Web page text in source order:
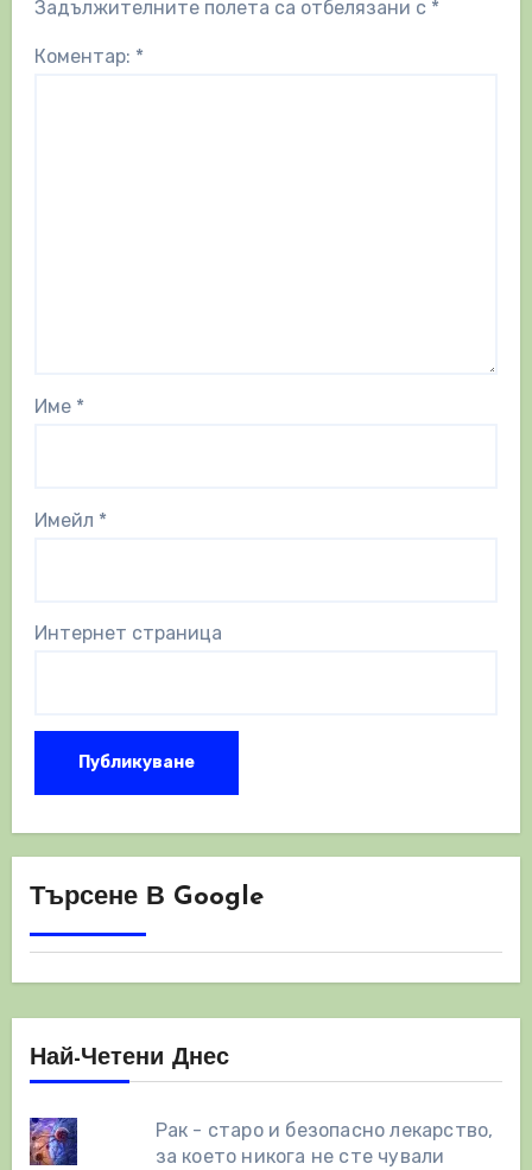
Задължителните полета са отбелязани с *
Коментар: *
Име *
Имейл *
Интернет страница
Търсене В Google
Най-Четени Днес
Рак - старо и безопасно лекарство,
за което никога не сте чували